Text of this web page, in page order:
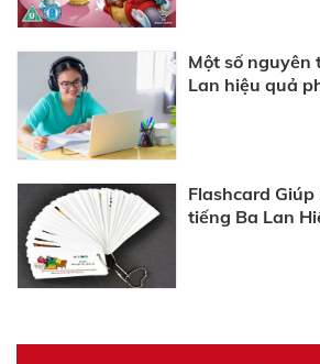
Một số nguyên
Lan hiệu quả
Flashcard
tiếng Ba Lan